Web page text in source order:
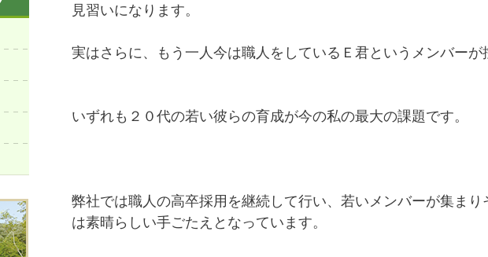
見習いになります。
実はさらに、もう一人今は職人をしているＥ君というメンバーが
いずれも２０代の若い彼らの育成が今の私の最大の課題です。
弊社では職人の高卒採用を継続して行い、若いメンバーが集ま
は素晴らしい手ごたえとなっています。